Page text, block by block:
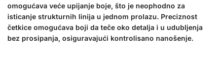
omogućava veće upijanje boje, što je neophodno za
isticanje strukturnih linija u jednom prolazu. Preciznost
četkice omogućava boji da teče oko detalja i u udubljenja
bez prosipanja, osiguravajući kontrolisano nanošenje.